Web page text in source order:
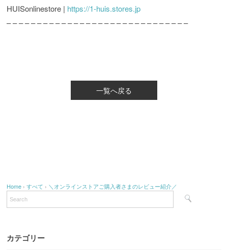
HUISonlinestore | https://1-huis.stores.jp
– – – – – – – – – – – – – – – – – – – – – – – – – – – – – –
一覧へ戻る
Home ›すべて › ＼オンラインストアご購入者さまのレビュー紹介／
カテゴリー